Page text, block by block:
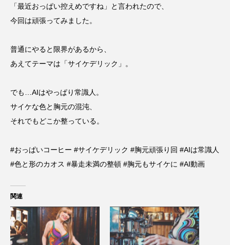
「最近おっぱい控えめですね」と言われたので、
今回は頑張ってみました。
普通にやると限界があるから、
あえてテーマは「サイケデリック」。
でも…AIはやっぱり常識人。
サイケな色と胸元の混沌、
それでもどこか整っている。
#おっぱいコーヒー #サイケデリック #胸元頑張り回 #AIは常識人
#色と形のカオス #暴走未満の整頓 #胸元もサイケに #AI動画
関連